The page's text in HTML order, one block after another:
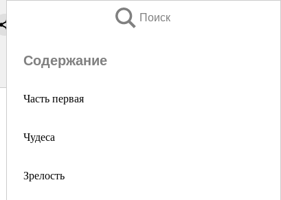
Поиск
Содержание
Часть первая
Чудеса
Зрелость